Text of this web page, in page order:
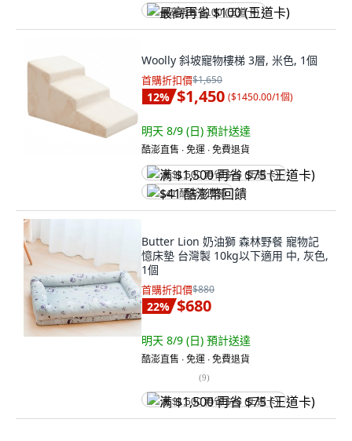
最高再省 $100 (王道卡)
Woolly 斜坡寵物樓梯 3層, 米色, 1個
首購折扣價$1,650
12% $1,450 ($1450.00/1個)
明天 8/9 (日) 預計送達
酷澎直售 ∙ 免運 ∙ 免費退貨
满 $1,500 再省 $75 (王道卡)
$41 酷澎幣回饋
Butter Lion 奶油獅 森林野餐 寵物記
憶床墊 台灣製 10kg以下適用 中, 灰色,
1個
首購折扣價$880
22% $680
明天 8/9 (日) 預計送達
酷澎直售 ∙ 免運 ∙ 免費退貨
(9)
满 $1,500 再省 $75 (王道卡)